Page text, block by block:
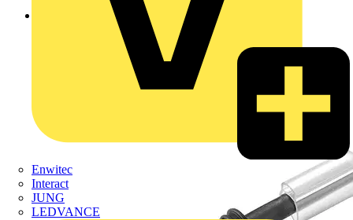
Enwitec
Interact
JUNG
LEDVANCE
Zurück zu Produkte